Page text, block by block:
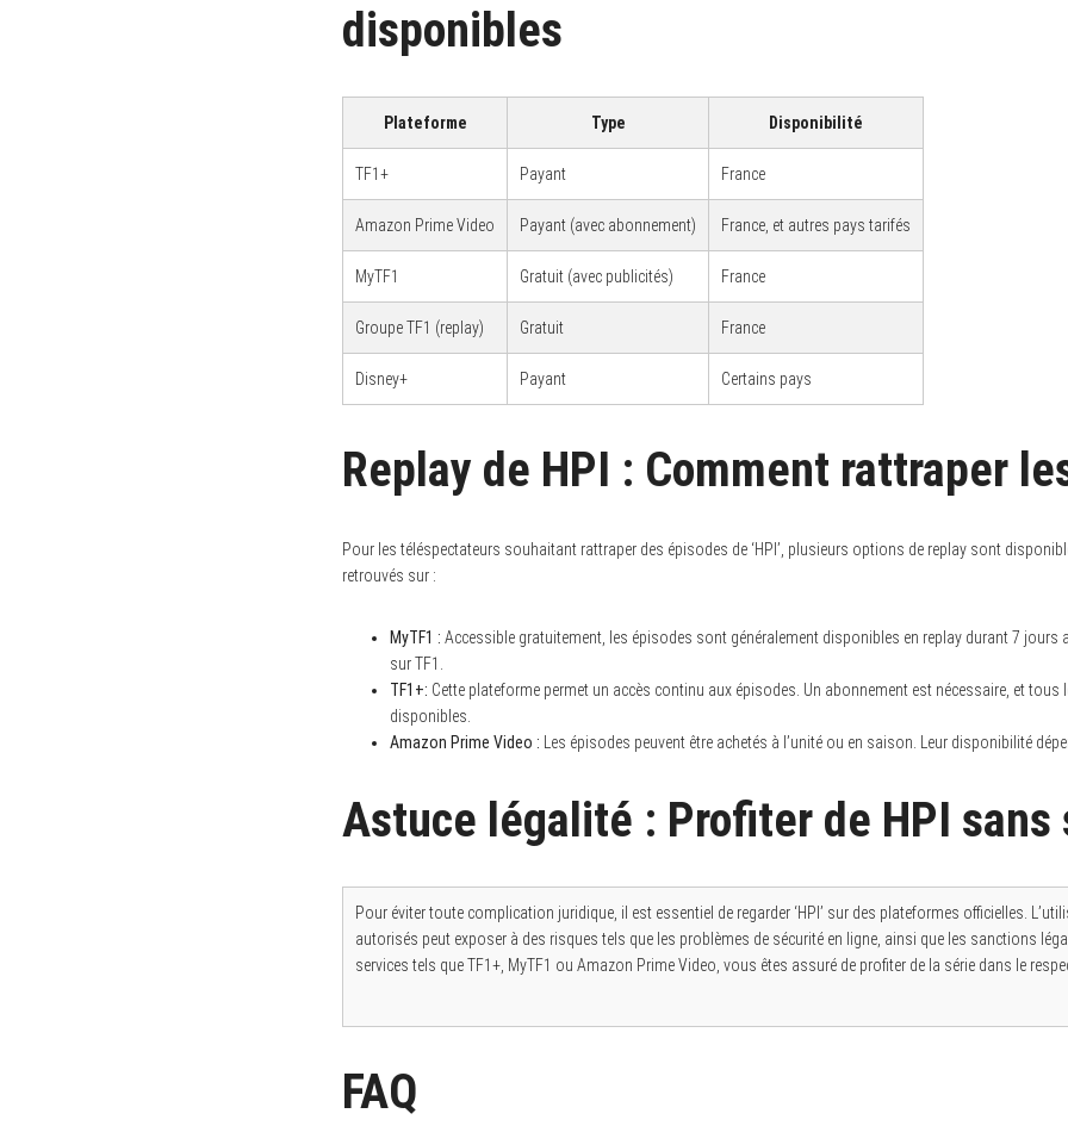
disponibles
Plateforme Type Disponibilité
TF1+ Payant France
Amazon Prime Video Payant (avec abonnement) France, et autres pays tarifés
MyTF1 Gratuit (avec publicités) France
Groupe TF1 (replay) Gratuit France
Disney+ Payant Certains pays
Replay de HPI : Comment rattraper
Pour les téléspectateurs souhaitant rattraper des épisodes de ‘HPI’, plusieurs options de replay sont
retrouvés sur :
MyTF1 : Accessible gratuitement, les épisodes sont généralement disponibles en replay durant 7 jours
sur TF1.
TF1+: Cette plateforme permet un accès continu aux épisodes. Un abonnement est nécessaire, et
disponibles.
Amazon Prime Video : Les épisodes peuvent être achetés à l’unité ou en saison. Leur disponibilité
Astuce légalité : Profiter de HPI sans
Pour éviter toute complication juridique, il est essentiel de regarder ‘HPI’ sur des plateformes officielles.
autorisés peut exposer à des risques tels que les problèmes de sécurité en ligne, ainsi que les sanctions
services tels que TF1+, MyTF1 ou Amazon Prime Video, vous êtes assuré de profiter de la série dans le
FAQ